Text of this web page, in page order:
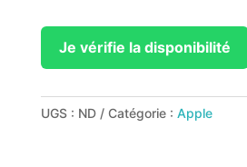
Je vérifie la disponibilité
UGS : ND Catégorie : Apple